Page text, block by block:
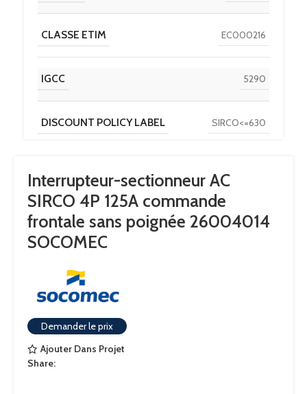
CLASSE ETIM EC000216
IGCC 5290
DISCOUNT POLICY LABEL SIRCO<=630
POIDS DU PRODUIT
LARGEUR DU PRODUIT
Interrupteur-sectionneur AC
SIRCO 4P 125A commande
frontale sans poignée 26004014
SOCOMEC
Demander le prix
Ajouter Dans Projet
Share: